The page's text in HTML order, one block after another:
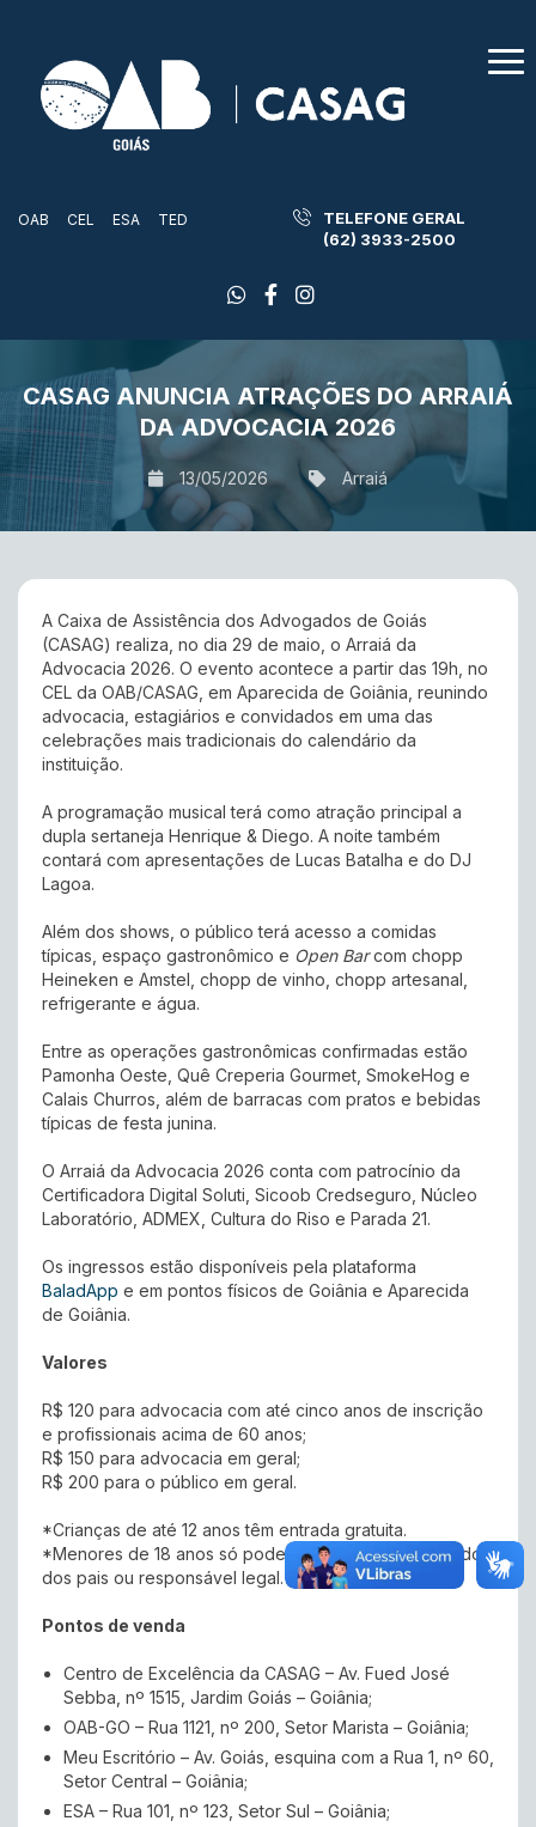
OAB CEL ESA TED
TELEFONE GERAL
(62) 3933-2500
CASAG ANUNCIA ATRAÇÕES DO ARRAIÁ
DA ADVOCACIA 2026
13/05/2026 Arraiá
A Caixa de Assistência dos Advogados de Goiás
(CASAG) realiza, no dia 29 de maio, o Arraiá da
Advocacia 2026. O evento acontece a partir das 19h, no
CEL da OAB/CASAG, em Aparecida de Goiânia, reunindo
advocacia, estagiários e convidados em uma das
celebrações mais tradicionais do calendário da
instituição.
A programação musical terá como atração principal a
dupla sertaneja Henrique & Diego. A noite também
contará com apresentações de Lucas Batalha e do DJ
Lagoa.
Além dos shows, o público terá acesso a comidas
típicas, espaço gastronômico e Open Barcom chopp
Heineken e Amstel, chopp de vinho, chopp artesanal,
refrigerante e água.
Entre as operações gastronômicas confirmadas estão
Pamonha Oeste, Quê Creperia Gourmet, SmokeHog e
Calais Churros, além de barracas com pratos e bebidas
típicas de festa junina.
O Arraiá da Advocacia 2026 conta com patrocínio da
Certificadora Digital Soluti, Sicoob Credseguro, Núcleo
Laboratório, ADMEX, Cultura do Riso e Parada 21.
Os ingressos estão disponíveis pela plataforma
BaladApp e em pontos físicos de Goiânia e Aparecida
de Goiânia.
Valores
R$ 120 para advocacia com até cinco anos de inscrição
e profissionais acima de 60 anos;
R$ 150 para advocacia em geral;
R$ 200 para o público em geral.
*Crianças de até 12 anos têm entrada gratuita.
*Menores de 18 anos só poderão entrar acompanhados
dos pais ou responsável legal.
Pontos de venda
Centro de Excelência da CASAG – Av. Fued José
Sebba, nº 1515, Jardim Goiás – Goiânia;
OAB-GO – Rua 1121, nº 200, Setor Marista – Goiânia;
Meu Escritório – Av. Goiás, esquina com a Rua 1, nº 60,
Setor Central – Goiânia;
ESA – Rua 101, nº 123, Setor Sul – Goiânia;